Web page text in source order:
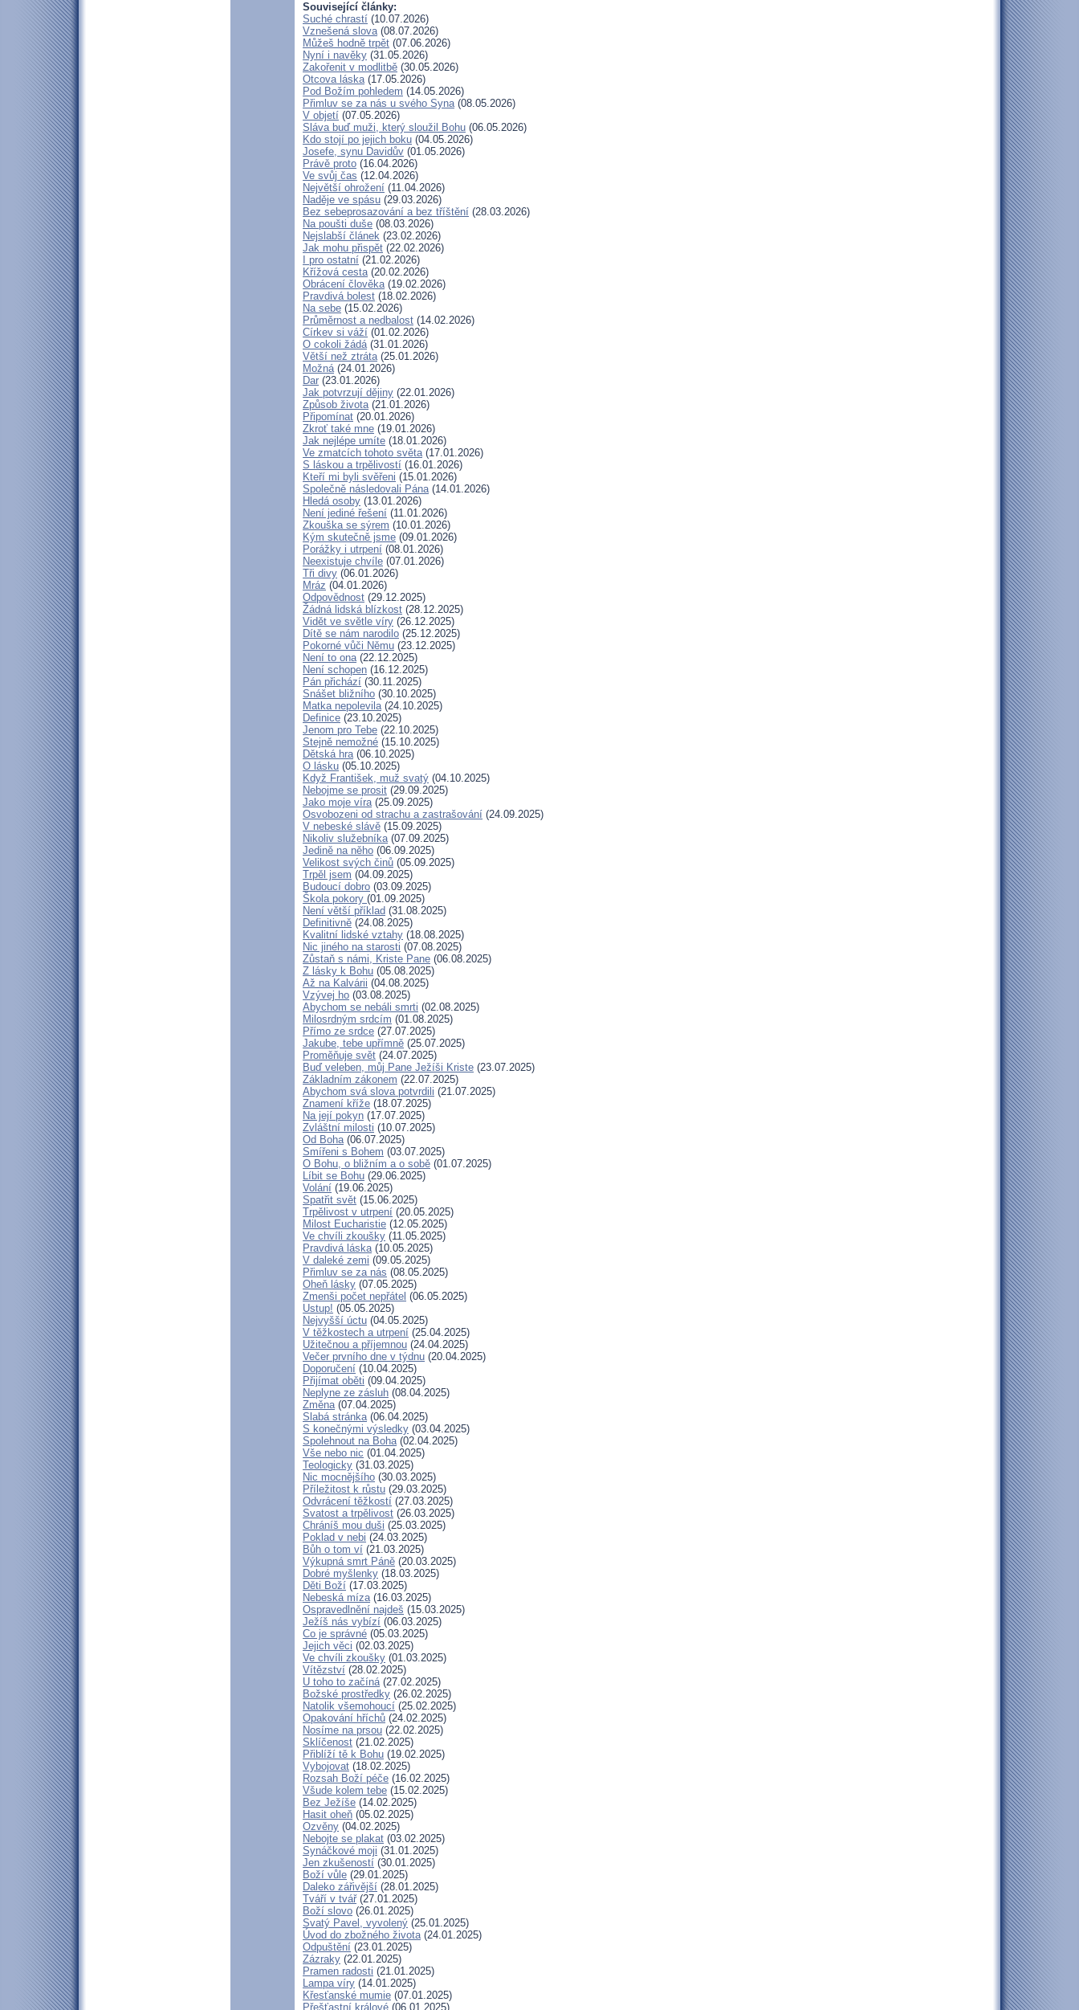
Související články:
Suché chrastí (10.07.2026)
Vznešená slova(08.07.2026)
Můžeš hodně trpět (07.06.2026)
Nyní i navěky (31.05.2026)
Zakořenit v modlitbě (30.05.2026)
Otcova láska(17.05.2026)
Pod Božím pohledem (14.05.2026)
Přimluv se za nás u svého Syna(08.05.2026)
V objetí (07.05.2026)
Sláva buď muži, který sloužil Bohu (06.05.2026)
Kdo stojí po jejich boku (04.05.2026)
Josefe, synu Davidův (01.05.2026)
Právě proto (16.04.2026)
Ve svůj čas (12.04.2026)
Největší ohrožení (11.04.2026)
Naděje ve spásu (29.03.2026)
Bez sebeprosazování a bez tříštění (28.03.2026)
Na poušti duše (08.03.2026)
Nejslabší článek (23.02.2026)
Jak mohu přispět (22.02.2026)
I pro ostatní (21.02.2026)
Křížová cesta(20.02.2026)
Obrácení člověka(19.02.2026)
Pravdivá bolest (18.02.2026)
Na sebe (15.02.2026)
Průměrnost a nedbalost (14.02.2026)
Církev si váží (01.02.2026)
O cokoli žádá(31.01.2026)
Větší než ztráta(25.01.2026)
Možná(24.01.2026)
Dar (23.01.2026)
Jak potvrzují dějiny (22.01.2026)
Způsob života(21.01.2026)
Připomínat (20.01.2026)
Zkroť také mne (19.01.2026)
Jak nejlépe umíte (18.01.2026)
Ve zmatcích tohoto světa(17.01.2026)
S láskou a trpělivostí (16.01.2026)
Kteří mi byli svěřeni (15.01.2026)
Společně následovali Pána(14.01.2026)
Hledá osoby (13.01.2026)
Není jediné řešení (11.01.2026)
Zkouška se sýrem (10.01.2026)
Kým skutečně jsme (09.01.2026)
Porážky i utrpení (08.01.2026)
Neexistuje chvíle (07.01.2026)
Tři divy (06.01.2026)
Mráz (04.01.2026)
Odpovědnost (29.12.2025)
Žádná lidská blízkost (28.12.2025)
Vidět ve světle víry (26.12.2025)
Dítě se nám narodilo (25.12.2025)
Pokorné vůči Němu (23.12.2025)
Není to ona(22.12.2025)
Není schopen (16.12.2025)
Pán přichází (30.11.2025)
Snášet bližního (30.10.2025)
Matka nepolevila(24.10.2025)
Definice (23.10.2025)
Jenom pro Tebe (22.10.2025)
Stejně nemožné (15.10.2025)
Dětská hra(06.10.2025)
O lásku (05.10.2025)
Když František, muž svatý (04.10.2025)
Nebojme se prosit (29.09.2025)
Jako moje víra(25.09.2025)
Osvobozeni od strachu a zastrašování (24.09.2025)
V nebeské slávě (15.09.2025)
Nikoliv služebníka(07.09.2025)
Jedině na něho (06.09.2025)
Velikost svých činů (05.09.2025)
Trpěl jsem (04.09.2025)
Budoucí dobro (03.09.2025)
Škola pokory (01.09.2025)
Není větší příklad (31.08.2025)
Definitivně (24.08.2025)
Kvalitní lidské vztahy (18.08.2025)
Nic jiného na starosti (07.08.2025)
Zůstaň s námi, Kriste Pane (06.08.2025)
Z lásky k Bohu (05.08.2025)
Až na Kalvárii (04.08.2025)
Vzývej ho (03.08.2025)
Abychom se nebáli smrti (02.08.2025)
Milosrdným srdcím (01.08.2025)
Přímo ze srdce (27.07.2025)
Jakube, tebe upřímně (25.07.2025)
Proměňuje svět (24.07.2025)
Buď veleben, můj Pane Ježíši Kriste (23.07.2025)
Základním zákonem (22.07.2025)
Abychom svá slova potvrdili (21.07.2025)
Znamení kříže (18.07.2025)
Na její pokyn (17.07.2025)
Zvláštní milosti (10.07.2025)
Od Boha(06.07.2025)
Smířeni s Bohem (03.07.2025)
O Bohu, o bližním a o sobě (01.07.2025)
Líbit se Bohu (29.06.2025)
Volání (19.06.2025)
Spatřit svět (15.06.2025)
Trpělivost v utrpení (20.05.2025)
Milost Eucharistie (12.05.2025)
Ve chvíli zkoušky (11.05.2025)
Pravdivá láska(10.05.2025)
V daleké zemi (09.05.2025)
Přimluv se za nás (08.05.2025)
Oheň lásky (07.05.2025)
Zmenši počet nepřátel (06.05.2025)
Ustup! (05.05.2025)
Nejvyšší úctu (04.05.2025)
V těžkostech a utrpení (25.04.2025)
Užitečnou a příjemnou (24.04.2025)
Večer prvního dne v týdnu (20.04.2025)
Doporučení (10.04.2025)
Přijímat oběti (09.04.2025)
Neplyne ze zásluh (08.04.2025)
Změna(07.04.2025)
Slabá stránka(06.04.2025)
S konečnými výsledky (03.04.2025)
Spolehnout na Boha(02.04.2025)
Vše nebo nic (01.04.2025)
Teologicky (31.03.2025)
Nic mocnějšího (30.03.2025)
Příležitost k růstu (29.03.2025)
Odvrácení těžkostí (27.03.2025)
Svatost a trpělivost (26.03.2025)
Chráníš mou duši (25.03.2025)
Poklad v nebi (24.03.2025)
Bůh o tom ví (21.03.2025)
Výkupná smrt Páně (20.03.2025)
Dobré myšlenky (18.03.2025)
Děti Boží (17.03.2025)
Nebeská míza(16.03.2025)
Ospravedlnění najdeš (15.03.2025)
Ježíš nás vybízí (06.03.2025)
Co je správné (05.03.2025)
Jejich věci (02.03.2025)
Ve chvíli zkoušky (01.03.2025)
Vítězství (28.02.2025)
U toho to začíná(27.02.2025)
Božské prostředky (26.02.2025)
Natolik všemohoucí (25.02.2025)
Opakování hříchů (24.02.2025)
Nosíme na prsou (22.02.2025)
Sklíčenost (21.02.2025)
Přiblíží tě k Bohu (19.02.2025)
Vybojovat (18.02.2025)
Rozsah Boží péče (16.02.2025)
Všude kolem tebe (15.02.2025)
Bez Ježíše (14.02.2025)
Hasit oheň (05.02.2025)
Ozvěny (04.02.2025)
Nebojte se plakat (03.02.2025)
Synáčkové moji (31.01.2025)
Jen zkušeností (30.01.2025)
Boží vůle (29.01.2025)
Daleko zářivější (28.01.2025)
Tváří v tvář(27.01.2025)
Boží slovo (26.01.2025)
Svatý Pavel, vyvolený (25.01.2025)
Úvod do zbožného života(24.01.2025)
Odpuštění (23.01.2025)
Zázraky (22.01.2025)
Pramen radosti (21.01.2025)
Lampa víry (14.01.2025)
Křesťanské mumie (07.01.2025)
Přešťastní králové (06.01.2025)